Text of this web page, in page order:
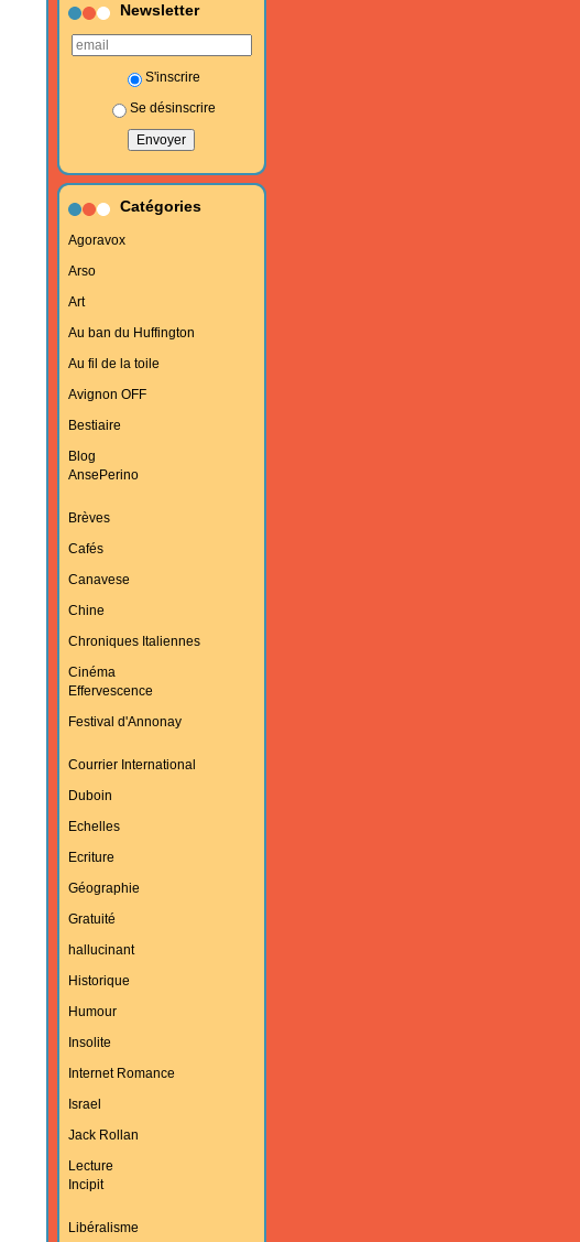
Newsletter
S'inscrire
Se désinscrire
Catégories
Agoravox
Arso
Art
Au ban du Huffington
Au fil de la toile
Avignon OFF
Bestiaire
Blog
AnsePerino
Brèves
Cafés
Canavese
Chine
Chroniques Italiennes
Cinéma
Effervescence
Festival d'Annonay
Courrier International
Duboin
Echelles
Ecriture
Géographie
Gratuité
hallucinant
Historique
Humour
Insolite
Internet Romance
Israel
Jack Rollan
Lecture
Incipit
Libéralisme